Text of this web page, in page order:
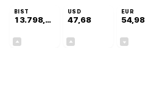
BIST
13.798,82
USD
47,68
EUR
54,98